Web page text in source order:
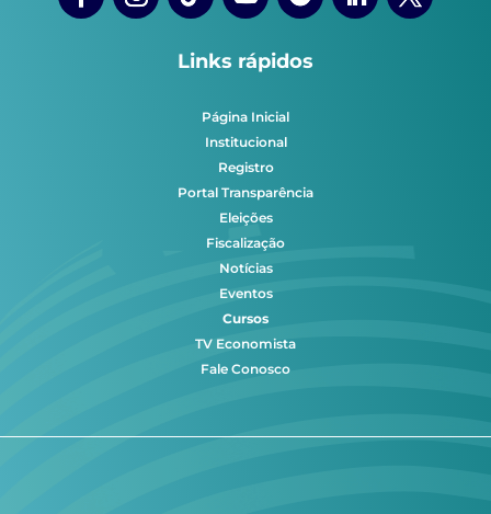
Links rápidos
Página Inicial
Institucional
Registro
Portal Transparência
Eleições
Fiscalização
Notícias
Eventos
Cursos
TV Economista
Fale Conosco